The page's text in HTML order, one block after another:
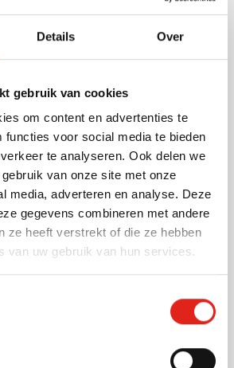
Details Over
gebruik van cookies
om content en advertenties te
functies voor social media te bieden
te analyseren. Ook delen we
van onze site met onze
media, adverteren en analyse. Deze
gegevens combineren met andere
ze heeft verstrekt of die ze hebben
van uw gebruik van hun services.
snel geleverd. Bestel maximaal
de drukoptie 'Graveren' en
al 3 dagen later! Keur zeker uw
worden.
kozen ook voor
(358)
Balpen Starlite Standaard
Bedrukken vanaf 250 stuks
Levering vanaf11 augustus
Bekijk